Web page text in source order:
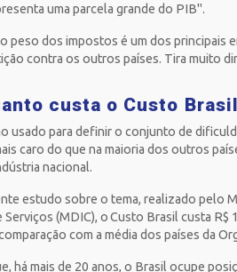
uma parcela grande do PIB".
peso dos impostos é um dos principais
contra os outros países. Tira muito
custa o Custo
usado para definir o conjunto de
caro do que na maioria dos outros
nacional.
estudo sobre o tema, realizado pelo
Serviços (MDIC), o Custo Brasil custa
com a média dos países da
há mais de 20 anos, o Brasil ocupe